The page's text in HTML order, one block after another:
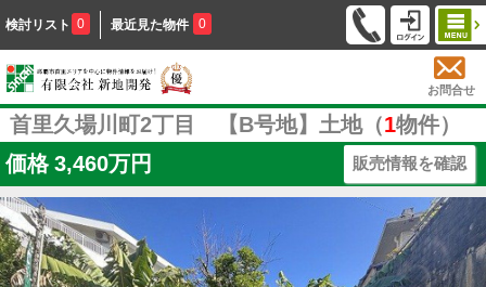
検討リスト 0 最近見た物件 0
お問合せ
首里久場川町2丁目 【B号地】土地（1物件）
価格 3,460万円 販売情報を確認